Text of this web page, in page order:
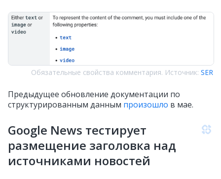
Обязательные свойства комментария. Источник: SER
Предыдущее обновление документации по
структурированным данным произошло в мае.
Google News тестирует
размещение заголовка над
источниками новостей